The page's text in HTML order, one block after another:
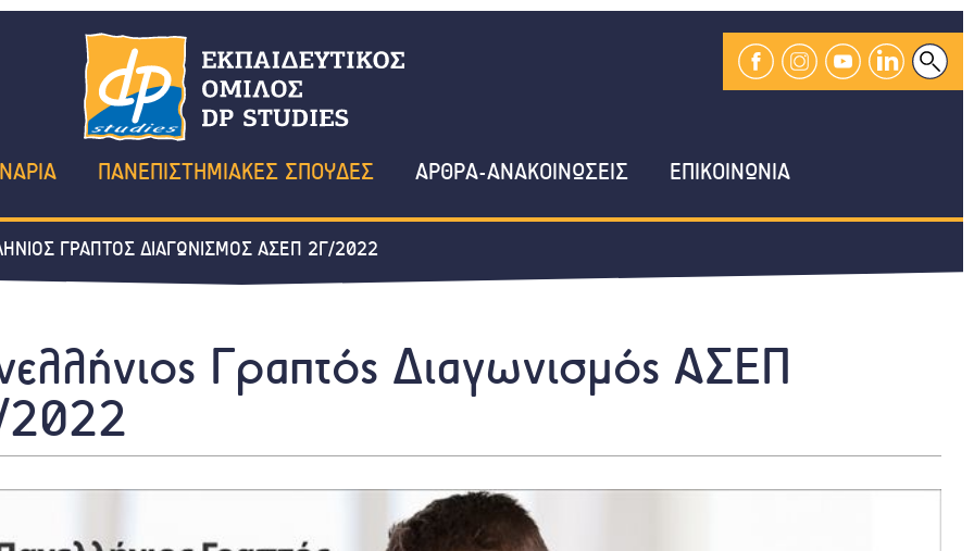
ΠΑΝΕΠΙΣΤΗΜΙΑΚΕΣ ΣΠΟΥΔΕΣ ΑΡΘΡΑ-ΑΝΑΚΟΙΝΩΣΕΙΣ ΕΠΙΚΟΙΝΩΝΙΑ
ΓΡΑΠΤΟΣ ΔΙΑΓΩΝΙΣΜΟΣ ΑΣΕΠ 2Γ/2022
Γραπτός Διαγωνισμός ΑΣΕΠ